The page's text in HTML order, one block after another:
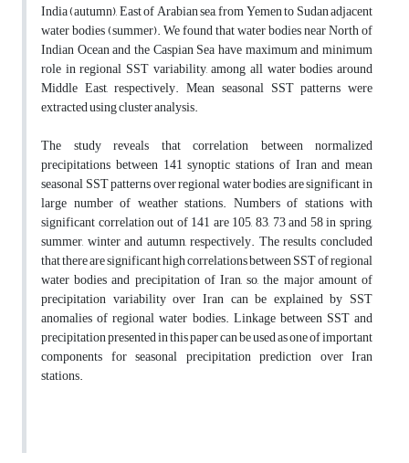
India (autumn), East of Arabian sea, from Yemen to Sudan adjacent
water bodies (summer). We found that water bodies near North of
Indian Ocean and the Caspian Sea have maximum and minimum
role in regional SST variability, among all water bodies around
Middle East, respectively. Mean seasonal SST patterns were
extracted using cluster analysis.
The study reveals that correlation between normalized
precipitations between 141 synoptic stations of Iran and mean
seasonal SST patterns over regional water bodies are significant in
large number of weather stations. Numbers of stations with
significant correlation out of 141 are 105, 83, 73 and 58 in spring,
summer, winter and autumn, respectively. The results concluded
that there are significant high correlations between SST of regional
water bodies and precipitation of Iran, so, the major amount of
precipitation variability over Iran can be explained by SST
anomalies of regional water bodies. Linkage between SST and
precipitation presented in this paper can be used as one of important
components for seasonal precipitation prediction over Iran
stations.